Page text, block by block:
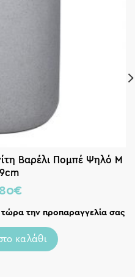
Βαρέλι Πομπέ Ψηλό M
€
την προπαραγγελία σας
καλάθι